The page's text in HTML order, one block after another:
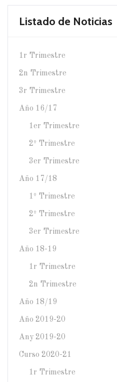
Listado de Noticias
1r Trimestre
2n Trimestre
3r Trimestre
Año 16/17
1er Trimestre
2º Trimestre
3er Trimestre
Año 17/18
1º Trimestre
2º Trimestre
3er Trimestre
Año 18-19
1r Trimestre
2n Trimestre
Año 18/19
Año 2019-20
Any 2019-20
Curso 2020-21
1r Trimestre